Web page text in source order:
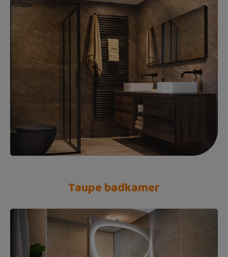
Taupe badkamer